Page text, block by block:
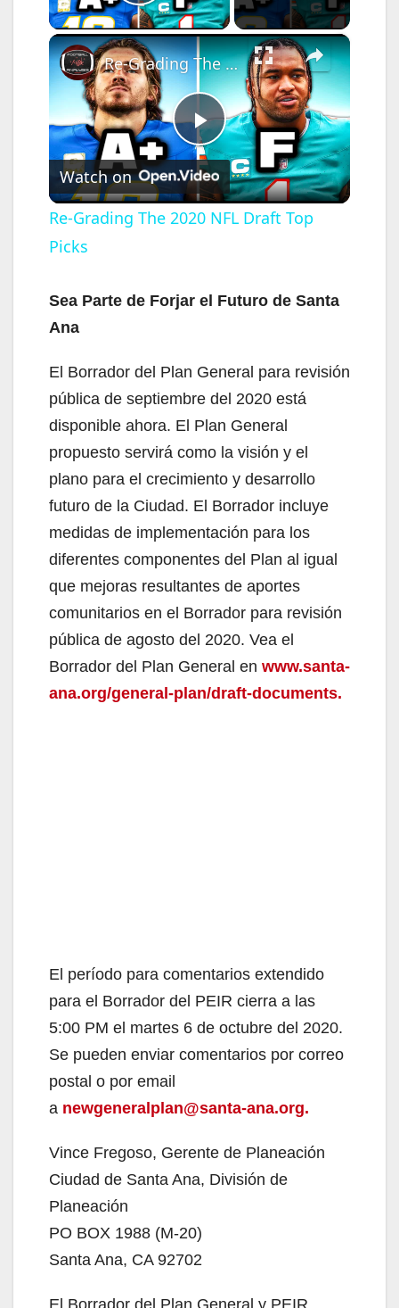
×
P
l
y
V
i
d
e
o
Re-Grading The 2020 NFL Draft Top Picks
Watch on
Re-Grading The 2020 NFL Draft Top
Picks
Sea Parte de Forjar el Futuro de Santa
Ana
El Borrador del Plan General para revisión
pública de septiembre del 2020 está
disponible ahora. El Plan General
propuesto servirá como la visión y el
plano para el crecimiento y desarrollo
futuro de la Ciudad. El Borrador incluye
medidas de implementación para los
diferentes componentes del Plan al igual
que mejoras resultantes de aportes
comunitarios en el Borrador para revisión
pública de agosto del 2020. Vea el
Borrador del Plan General en www.santa-
ana.org/general-plan/draft-documents.
El período para comentarios extendido
para el Borrador del PEIR cierra a las
5:00 PM el martes 6 de octubre del 2020.
Se pueden enviar comentarios por correo
postal o por email
a newgeneralplan@santa-ana.org.
Vince Fregoso, Gerente de Planeación
Ciudad de Santa Ana, División de
Planeación
PO BOX 1988 (M-20)
Santa Ana, CA 92702
El Borrador del Plan General y PEIR